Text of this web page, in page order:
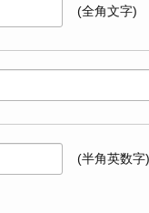
(全角文字)
(半角英数字)